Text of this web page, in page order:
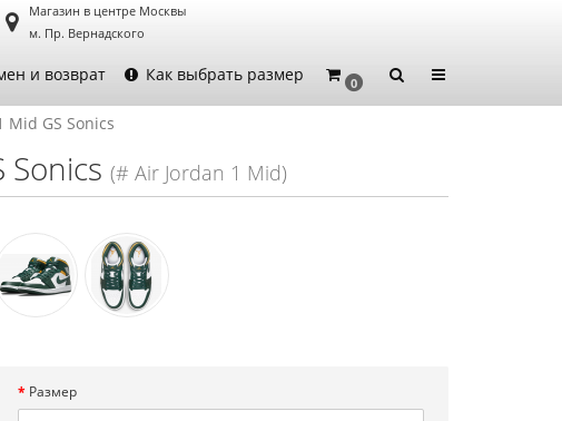
Магазин в центре Москвы
м. Пр. Вернадского
и возврат Как выбрать размер 0
Mid GS Sonics
Sonics (# Air Jordan 1 Mid)
Размер